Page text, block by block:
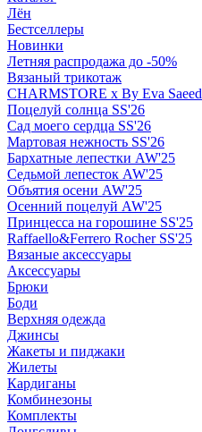
Лён
Бестселлеры
Новинки
Летняя распродажа до -50%
Вязаный трикотаж
CHARMSTORE х By Eva Saeed
Поцелуй солнца SS'26
Сад моего сердца SS'26
Мартовая нежность SS'26
Бархатные лепестки AW'25
Седьмой лепесток AW'25
Объятия осени AW'25
Осенний поцелуй AW'25
Принцесса на горошине SS'25
Raffaello&Ferrero Rocher SS'25
Вязаные аксессуары
Аксессуары
Брюки
Боди
Верхняя одежда
Джинсы
Жакеты и пиджаки
Жилеты
Кардиганы
Комбинезоны
Комплекты